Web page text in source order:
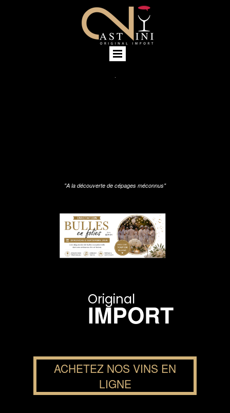
"A la découverte de cépages méconnus"
Original
IMPORT
ACHETEZ NOS VINS EN
LIGNE